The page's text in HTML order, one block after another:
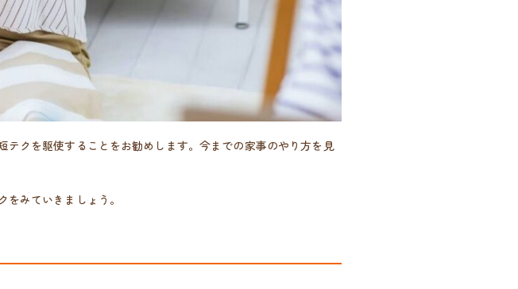
クを駆使することをお勧めします。今までの家事のやり方を見
みていきましょう。